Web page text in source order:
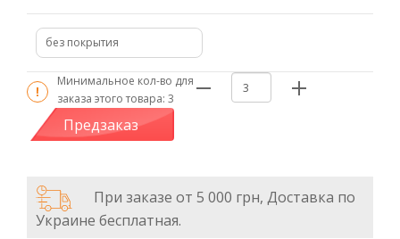
без покрытия
Минимальное кол-во для
заказа этого товара: 3
Предзаказ
При заказе от 5 000 грн, Доставка по
Украине бесплатная.